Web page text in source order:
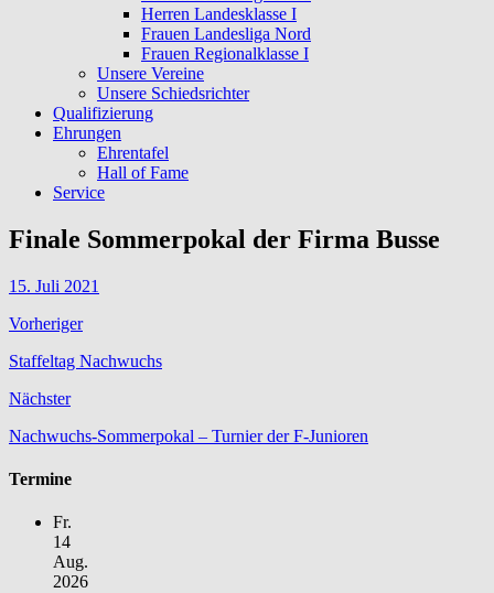
Herren Landesklasse I
Frauen Landesliga Nord
Frauen Regionalklasse I
Unsere Vereine
Unsere Schiedsrichter
Qualifizierung
Ehrungen
Ehrentafel
Hall of Fame
Service
Finale Sommerpokal der Firma Busse
15. Juli 2021
Vorheriger
Staffeltag Nachwuchs
Nächster
Nachwuchs-Sommerpokal – Turnier der F-Junioren
Termine
Fr.
14
Aug.
2026